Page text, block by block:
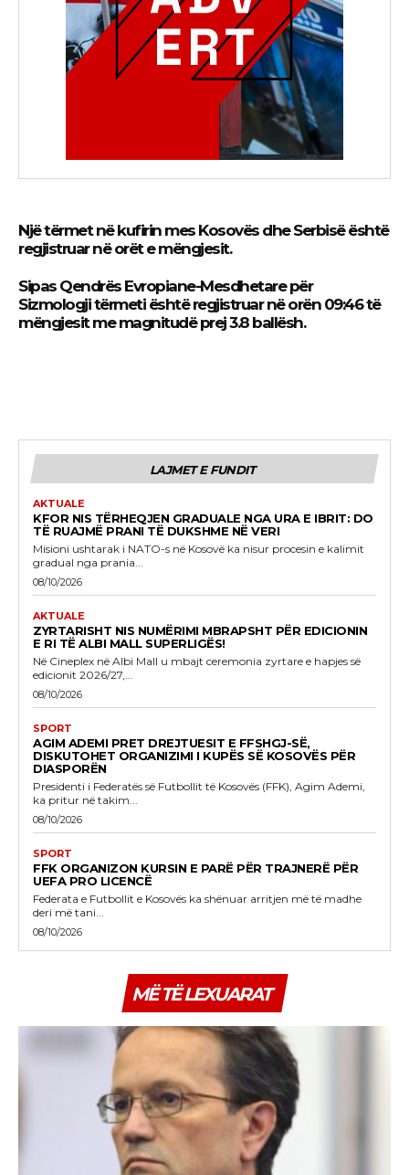
Një tërmet në kufirin mes Kosovës dhe Serbisë është
regjistruar në orët e mëngjesit.
Sipas Qendrës Evropiane-Mesdhetare për
Sizmologjitërmeti është regjistruar në orën 09:46 të
mëngjesit me magnitudë prej 3.8 ballësh.
LAJMET E FUNDIT
AKTUALE
KFOR NIS TËRHEQJEN GRADUALE NGA URA E IBRIT: DO
TË RUAJMË PRANI TË DUKSHME NË VERI
Misioni ushtarak i NATO-s në Kosovë ka nisur procesin e kalimit
gradual nga prania...
08/10/2026
AKTUALE
ZYRTARISHT NIS NUMËRIMI MBRAPSHT PËR EDICIONIN
E RI TË ALBI MALL SUPERLIGËS!
Në Cineplex në Albi Mall u mbajt ceremonia zyrtare e hapjes së
edicionit 2026/27,...
08/10/2026
SPORT
AGIM ADEMI PRET DREJTUESIT E FFSHGJ-SË,
DISKUTOHET ORGANIZIMI I KUPËS SË KOSOVËS PËR
DIASPORËN
Presidenti i Federatës së Futbollit të Kosovës (FFK), Agim Ademi,
ka pritur në takim...
08/10/2026
SPORT
FFK ORGANIZON KURSIN E PARË PËR TRAJNERË PËR
UEFA PRO LICENCË
Federata e Futbollit e Kosovës ka shënuar arritjen më të madhe
deri më tani...
08/10/2026
MË TË LEXUARAT